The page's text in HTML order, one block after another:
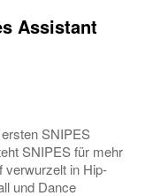
Assistant
SNIPES
SNIPES für mehr
verwurzelt in Hip-
und Dance